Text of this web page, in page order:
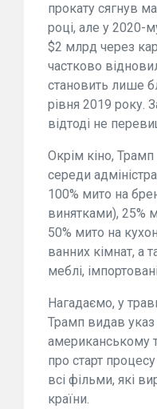
прокату сягнув
році, але у 2020-
$2 млрд через
частково
становить лише
рівня 2019 року.
відтоді не
Окрім кіно, Трамп
середи
100% мито на
винятками), 25%
50% мито на
ванних кімнат, а
меблі,
Нагадаємо, у
Трамп видав указ
американському
про старт
всі фільми, які
країни.